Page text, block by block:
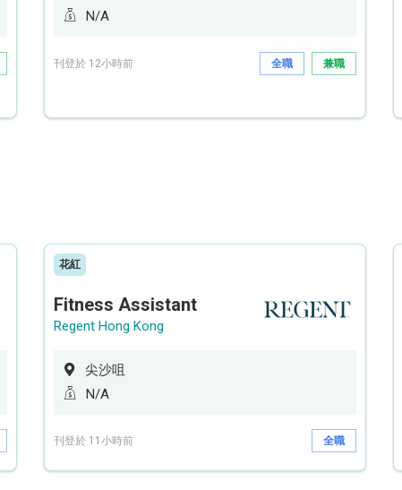
N/A
刊登於 12小時前 全職 兼職
花紅
Fitness Assistant
Regent Hong Kong
尖沙咀
N/A
刊登於 11小時前 全職